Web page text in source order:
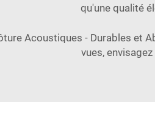
qu'une qualité
Acoustiques - Durables et
vues,